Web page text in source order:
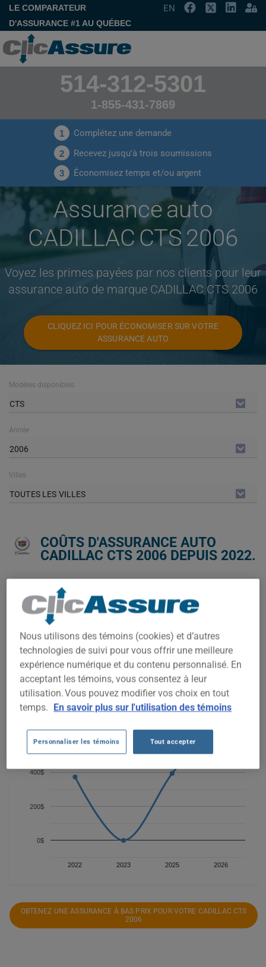
LE COMPARATEUR
D'ASSURANCE #1 AU QUÉBEC
EN
514-312-5301
1-855-431-7869
1 Complétez une demande
2 Recevez jusqu'à trois soumissions
3 Économisez temps et/ou argent
Assurance auto
CADILLAC CTS 2006
Voyez les primes payées par nos clients pour leur
assurance auto de marque CADILLAC CTS 2006
CLIQUEZ ICI POUR ÉCONOMISER SUR VOTRE
ASSURANCE AUTO
Modèles disponibles
CTS
Année
2006
Villes
TOUTES LES VILLES
COÛTS D'ASSURANCE AUTO
CADILLAC CTS 2006 DEPUIS 2022.
Nous n'avons pas encore suffisamment de données
d'assurance auto pour ce véhicule.
Essayez un autre modèle ou une autre année, ou
commencez une soumission pour un prix personnalisé.
Pour trouver la meilleur assurance pour votre véhicule
CADILLAC CTS 2006, il est plus important que jamais de
comparer les options disponibles.
2022 2023 2025 2026
0$
200$
400$
600$
800$
OBTENEZ UNE ASSURANCE À BAS PRIX POUR VOTRE CADILLAC CTS
2006
Nous utilisons des témoins (cookies) et d’autres
technologies de suivi pour vous offrir une meilleure
expérience numérique et du contenu personnalisé. En
acceptant les témoins, vous consentez à leur
utilisation. Vous pouvez modifier vos choix en tout
temps. En savoir plus sur l'utilisation des témoins
Personnaliser les témoins Tout accepter